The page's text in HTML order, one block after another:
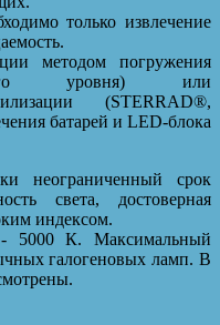
только извлечение
методом погружения
уровня) или
(STERRAD®,
батарей и LED-блока
неограниченный срок
света, достоверная
индексом.
- 5000 К. Максимальный
галогеновых ламп. В